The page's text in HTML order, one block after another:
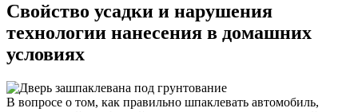
Свойство усадки и нарушения
технологии нанесения в домашних
условиях
В вопросе о том, как правильно шпаклевать автомобиль,